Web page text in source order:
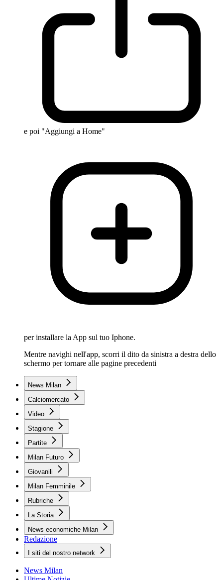
e poi "Aggiungi a Home"
per installare la App sul tuo Iphone.
Mentre navighi nell'app, scorri il dito da sinistra a destra dello
schermo per tornare alle pagine precedenti
News Milan
Calciomercato
Video
Stagione
Partite
Milan Futuro
Giovanili
Milan Femminile
Rubriche
La Storia
News economiche Milan
Redazione
I siti del nostro network
News Milan